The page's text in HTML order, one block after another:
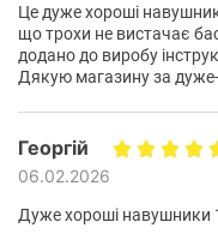
Це дуже хороші
що трохи не вистачає
додано до виробу
Дякую магазину за
Георгій
06.02.2026
Дуже хороші навушники